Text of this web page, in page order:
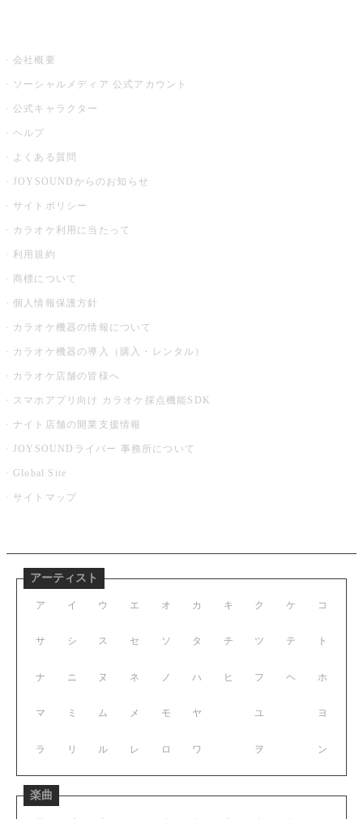
会社概要
ソーシャルメディア 公式アカウント
公式キャラクター
ヘルプ
よくある質問
JOYSOUNDからのお知らせ
サイトポリシー
カラオケ利用に当たって
利用規約
商標について
個人情報保護方針
カラオケ機器の情報について
カラオケ機器の導入（購入・レンタル）
カラオケ店舗の皆様へ
スマホアプリ向け カラオケ採点機能SDK
ナイト店舗の開業支援情報
JOYSOUNDライバー 事務所について
Global Site
サイトマップ
アーティスト
ア イ ウ エ オ
サ シ ス セ ソ
ナ ニ ヌ ネ ノ
マ ミ ム メ モ
ラ リ ル レ ロ
カ キ ク ケ コ
タ チ ツ テ ト
ハ ヒ フ ヘ ホ
ヤ ユ ヨ
ワ ヲ ン
楽曲